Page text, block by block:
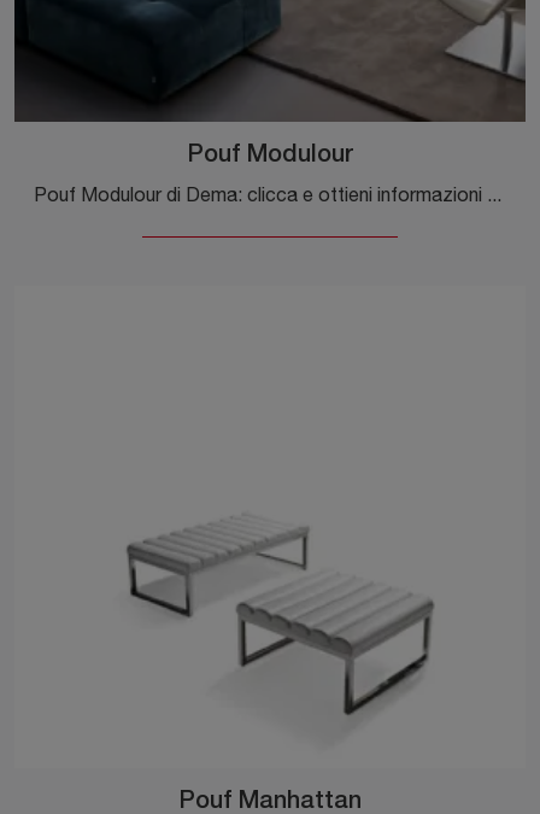
Pouf Modulour
Pouf Modulour di Dema: clicca e ottieni informazioni sui Complementi e pouf moderni in tessuto del noto e conosciuto marchio!
Pouf Manhattan